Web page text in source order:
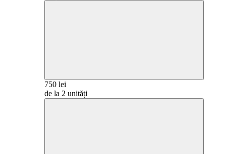
750 lei
de la 2 unități